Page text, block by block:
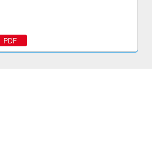
PDF